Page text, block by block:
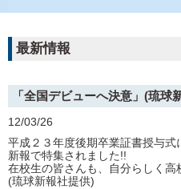
最新情報
「全国デビューへ決意」(琉球
12/03/26
平成２３年度後期卒業証書授与
新報で特集されました!!
在校生の皆さんも、自分らしく
(琉球新報社提供)